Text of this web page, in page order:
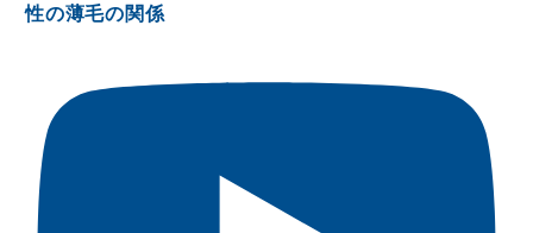
性の薄毛の関係